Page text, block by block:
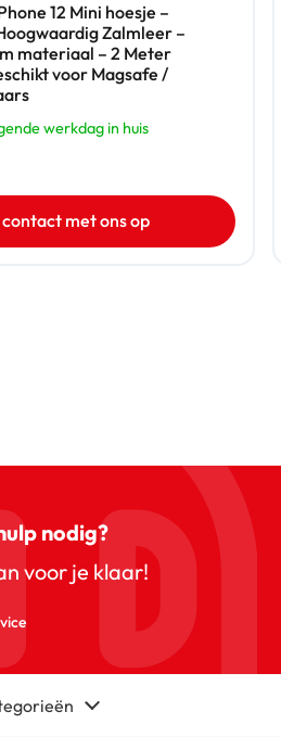
12 Mini hoesje –
Zalmleer –
materiaal – 2 Meter
voor Magsafe /
werkdag in huis
met ons op
nodig?
voor je klaar!